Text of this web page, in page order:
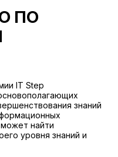
ПО
IT Step
знаний
найти
уровня знаний и